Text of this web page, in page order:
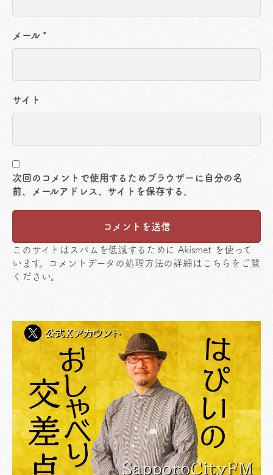
メール *
サイト
次回のコメントで使用するためブラウザーに自分の名
前、メールアドレス、サイトを保存する。
このサイトはスパムを低減するために Akismet を使って
います。
コメントデータの処理方法の詳細はこちらをご覧
ください。